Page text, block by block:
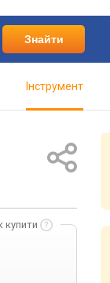
Знайти
Інструмент
купити